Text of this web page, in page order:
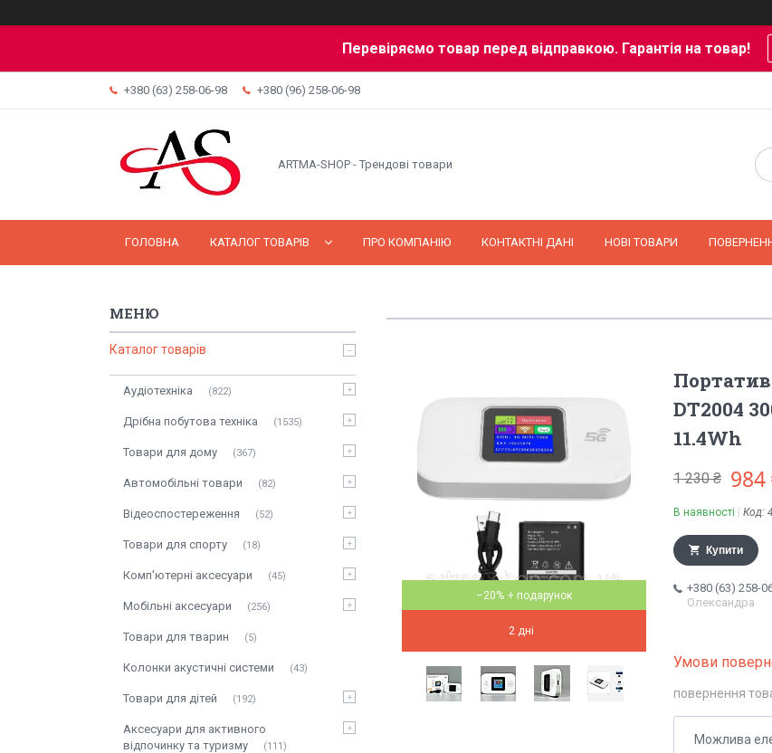
Перевіряємо товар перед відправкою. Гарантія на товар!
+380 (63) 258-06-98 +380 (96) 258-06-98
ARTMA-SHOP - Трендові товари
ГОЛОВНА КАТАЛОГ ТОВАРІВ ПРО КОМПАНІЮ КОНТАКТНІ ДАНІ НОВІ ТОВАРИ
–20%
2 дні
DT2004
11.4Wh
1 230 ₴ 984
В наявності Код:
Купити
+380 (63) 258-
Олександра
повернення
Каталог товарів
Аудіотехніка 822
Дрібна побутова техніка 1535
Товари для дому 367
Автомобільні товари 82
Відеоспостереження 52
Товари для спорту 18
Комп'ютерні аксесуари 45
Мобільні аксесуари 256
Товари для тварин 5
Колонки акустичні системи 43
Товари для дітей 192
Аксесуари для активного
відпочинку та туризму
111